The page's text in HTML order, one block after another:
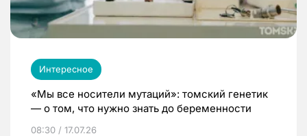
Интересное
«Мы все носители мутаций»: томский генетик
— о том, что нужно знать до беременности
08:30 / 17.07.26